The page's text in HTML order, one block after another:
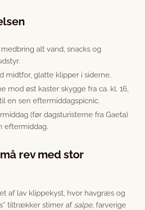
alt vand, snacks og
midtfor, glatte klipper i siderne.
mod øst kaster skygge fra ca. kl. 16,
en sen eftermiddagspicnic.
(før dagsturisterne fra Gaeta)
eftermiddag.
rev med stor
af lav klippekyst, hvor havgræs og
tiltrækker stimer af salpe, farverige